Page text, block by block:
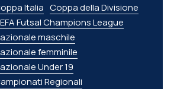
Italia Coppa della Divisione
Futsal Champions League
maschile
femminile
Under 19
Regionali